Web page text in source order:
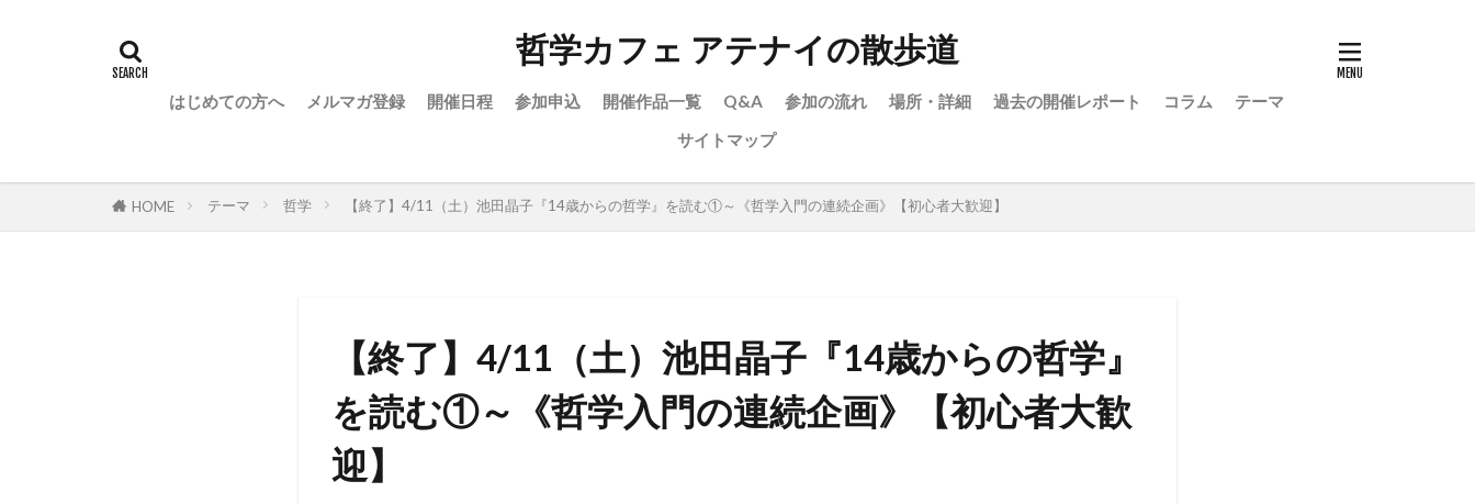
哲学カフェ アテナイの散歩道
はじめての方へ メルマガ登録 開催日程 参加申込 開催作品一覧 Q&A 参加の流れ 場所・詳細 過去の開催レポート コラム
テーマ
サイトマップ
HOME テーマ 哲学 【終了】4/11（土）池田晶子『14歳からの哲学』を読む①～《哲学入門の連続企画》【初心者大歓迎】
【終了】4/11（土）池田晶子『14歳からの哲学』
を読む①～《哲学入門の連続企画》【初心者大歓
迎】